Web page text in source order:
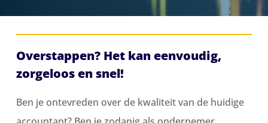
Overstappen? Het kan eenvoudig,
zorgeloos en snel!
Ben je ontevreden over de kwaliteit van de huidige